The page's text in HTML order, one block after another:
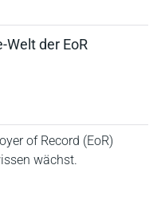
der EoR
of Record (EoR)
wächst.